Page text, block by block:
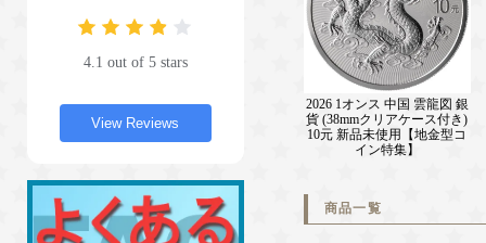
4.1 out of 5 stars
View Reviews
2026 1オンス 中国 雲龍図 銀
貨 (38mmクリアケース付き)
10元 新品未使用【地金型コ
イン特集】
商品一覧